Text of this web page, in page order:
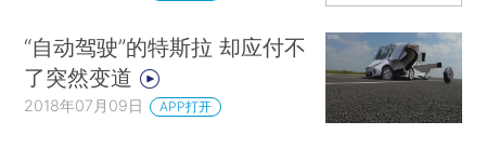
“自动驾驶”的特斯拉 却应付不
了突然变道
2018年07月09日 APP打开